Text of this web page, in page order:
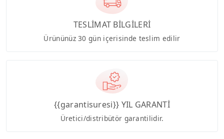
TESLİMAT BİLGİLERİ
Ürününüz 30 gün içerisinde teslim edilir
{{garantisuresi}} YIL GARANTİ
Üretici/distribütör garantilidir.